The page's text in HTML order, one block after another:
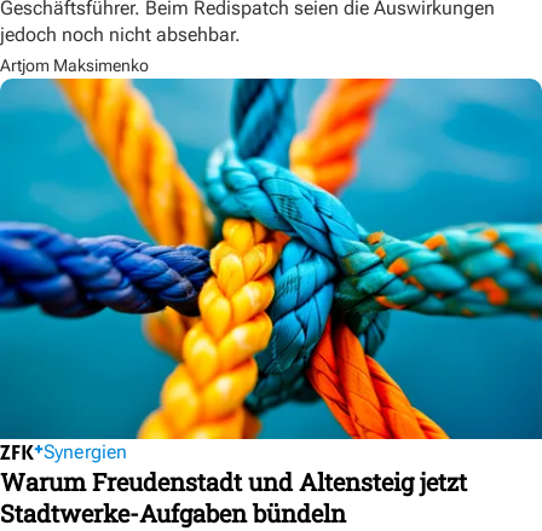
Geschäftsführer. Beim Redispatch seien die Auswirkungen
jedoch noch nicht absehbar.
Artjom Maksimenko
Synergien
Warum Freudenstadt und Altensteig jetzt
Stadtwerke-Aufgaben bündeln